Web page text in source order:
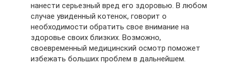
нанести серьезный вред его здоровью. В любом
случае увиденный котенок, говорит о
необходимости обратить свое внимание на
здоровье своих близких. Возможно,
своевременный медицинский осмотр поможет
избежать больших проблем в дальнейшем.